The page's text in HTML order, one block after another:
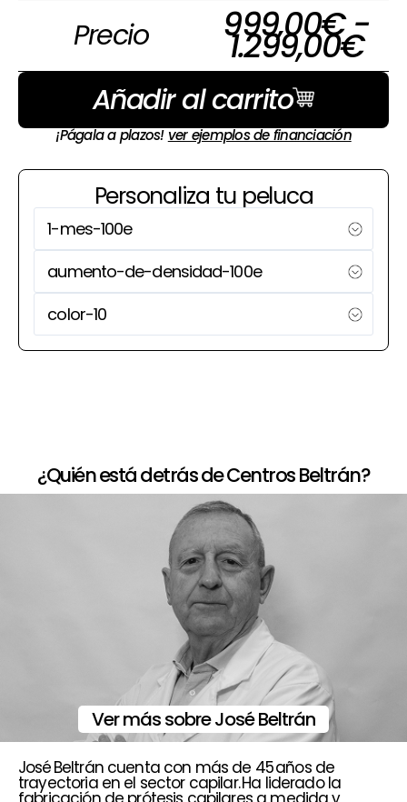
Precio 999,00€-
1.299,00€de
Añadir al carrito
¡Págala a plazos! ver ejemplos de financiación
Personaliza tu peluca
¿Quién está detrás de Centros Beltrán?
Ver más sobre José Beltrán
José Beltrán cuenta con más de 45 años de
trayectoria en el sector capilar. Ha liderado la